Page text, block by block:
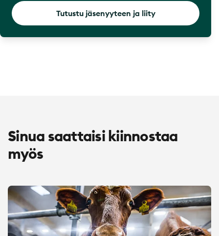
Tutustu jäsenyyteen ja liity
Sinua saattaisi kiinnostaa
myös